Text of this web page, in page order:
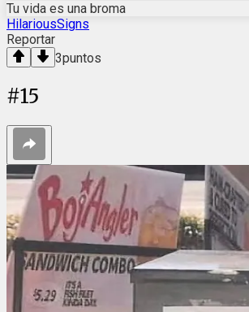
Tu vida es una broma
HilariousSigns
Reportar
3puntos
#15